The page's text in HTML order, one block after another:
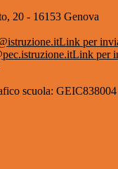
20 - 16153 Genova
Link per
Link per
scuola: GEIC838004